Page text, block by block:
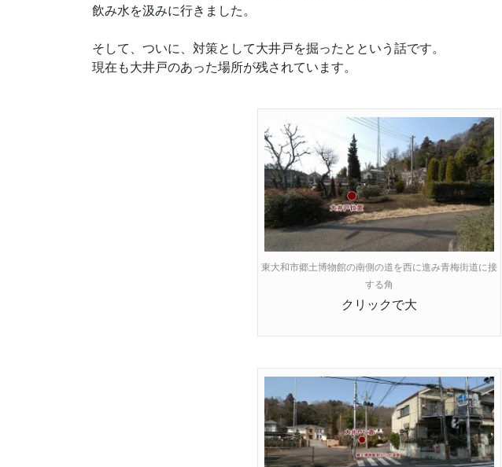
飲み水を汲みに行きました。
そして、ついに、対策として大井戸を掘ったとという話です。
現在も大井戸のあった場所が残されています。
東大和市郷土博物館の南側の道を西に進み青梅街道に接
する角
クリックで大